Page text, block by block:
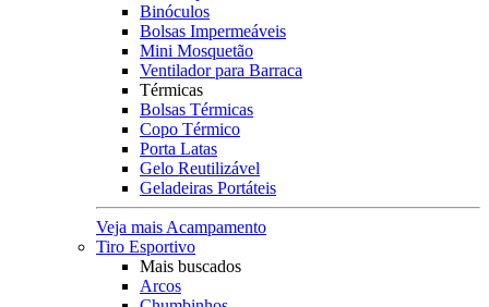
Binóculos
Bolsas Impermeáveis
Mini Mosquetão
Ventilador para Barraca
Térmicas
Bolsas Térmicas
Copo Térmico
Porta Latas
Gelo Reutilizável
Geladeiras Portáteis
Veja mais Acampamento
Tiro Esportivo
Mais buscados
Arcos